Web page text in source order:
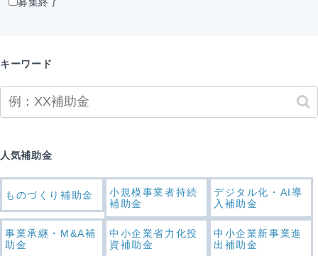
募集終了
キーワード
人気補助金
ものづくり補助金
小規模事業者持続
補助金
デジタル化・AI導
入補助金
事業承継・M&A補
助金
中小企業省力化投
資補助金
中小企業新事業進
出補助金